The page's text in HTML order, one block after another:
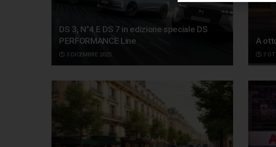
DS 3, N°4 E DS 7 in edizione speciale DS
PERFORMANCE Line
3 DICEMBRE 2025
A
7